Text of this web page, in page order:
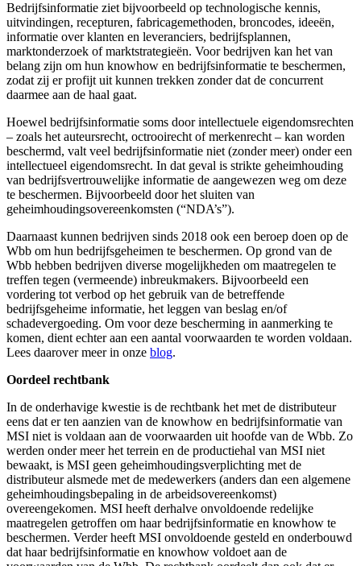
Bedrijfsinformatie ziet bijvoorbeeld op technologische kennis,
uitvindingen, recepturen, fabricagemethoden, broncodes, ideeën,
informatie over klanten en leveranciers, bedrijfsplannen,
marktonderzoek of marktstrategieën. Voor bedrijven kan het van
belang zijn om hun knowhow en bedrijfsinformatie te beschermen,
zodat zij er profijt uit kunnen trekken zonder dat de concurrent
daarmee aan de haal gaat.
Hoewel bedrijfsinformatie soms door intellectuele eigendomsrechten
– zoals het auteursrecht, octrooirecht of merkenrecht – kan worden
beschermd, valt veel bedrijfsinformatie niet (zonder meer) onder een
intellectueel eigendomsrecht. In dat geval is strikte geheimhouding
van bedrijfsvertrouwelijke informatie de aangewezen weg om deze
te beschermen. Bijvoorbeeld door het sluiten van
geheimhoudingsovereenkomsten (“NDA’s”).
Daarnaast kunnen bedrijven sinds 2018 ook een beroep doen op de
Wbb om hun bedrijfsgeheimen te beschermen. Op grond van de
Wbb hebben bedrijven diverse mogelijkheden om maatregelen te
treffen tegen (vermeende) inbreukmakers. Bijvoorbeeld een
vordering tot verbod op het gebruik van de betreffende
bedrijfsgeheime informatie, het leggen van beslag en/of
schadevergoeding. Om voor deze bescherming in aanmerking te
komen, dient echter aan een aantal voorwaarden te worden voldaan.
Lees daarover meer in onze blog.
Oordeel rechtbank
In de onderhavige kwestie is de rechtbank het met de distributeur
eens dat er ten aanzien van de knowhow en bedrijfsinformatie van
MSI niet is voldaan aan de voorwaarden uit hoofde van de Wbb. Zo
werden onder meer het terrein en de productiehal van MSI niet
bewaakt, is MSI geen geheimhoudingsverplichting met de
distributeur alsmede met de medewerkers (anders dan een algemene
geheimhoudingsbepaling in de arbeidsovereenkomst)
overeengekomen. MSI heeft derhalve onvoldoende redelijke
maatregelen getroffen om haar bedrijfsinformatie en knowhow te
beschermen. Verder heeft MSI onvoldoende gesteld en onderbouwd
dat haar bedrijfsinformatie en knowhow voldoet aan de